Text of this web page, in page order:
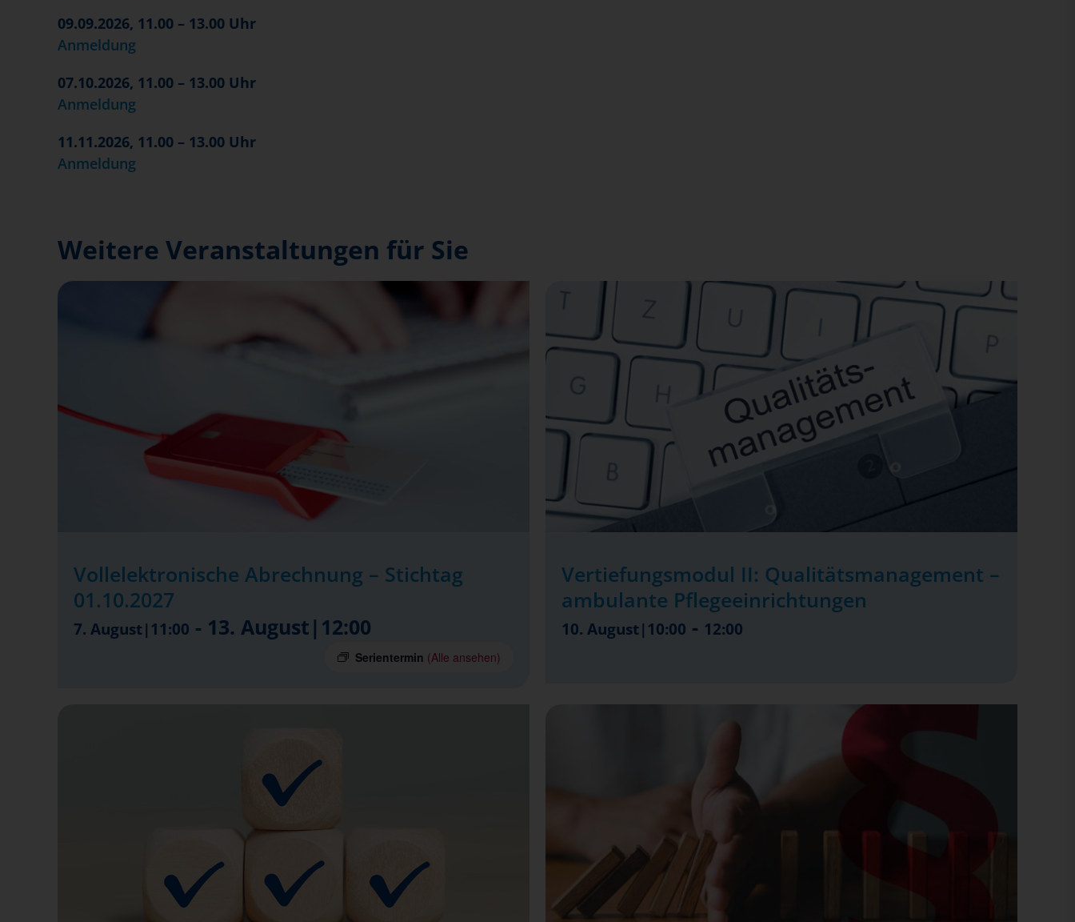
09.09.2026, 11.00 – 13.00 Uhr
Anmeldung
07.10.2026, 11.00 – 13.00 Uhr
Anmeldung
11.11.2026, 11.00 – 13.00 Uhr
Anmeldung
Weitere Veranstaltungen für Sie
Vollelektronische Abrechnung – Stichtag
01.10.2027
7. August|11:00 - 13. August|12:00
Serientermin (Alle ansehen)
Vertiefungsmodul II: Qualitätsmanagement –
ambulante Pflegeeinrichtungen
10. August|10:00 - 12:00